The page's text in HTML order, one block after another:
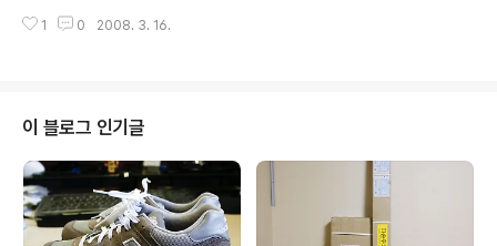
마 언젠가는 다시 가고픈 곳이다 . . .
1 0 2008. 3. 16.
이 블로그 인기글